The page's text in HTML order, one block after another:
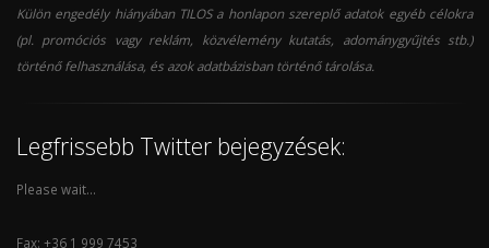
Külön engedély hiányában TILOS a honlapon szereplő adatok egyéb célokra
(pl. promóciós vagy reklám, közvélemény kutatás, adománygyűjtés stb.)
történő felhasználása, és azok adatbázisban történő tárolása.
Legfrissebb Twitter bejegyzések:
Please wait...
Fax: +36 1 999 7453